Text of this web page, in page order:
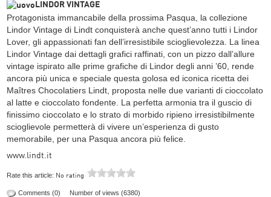
LINDOR VINTAGE
Protagonista immancabile della prossima Pasqua, la collezione
Lindor Vintage di Lindt conquisterà anche quest’anno tutti i Lindor
Lover, gli appassionati fan dell’irresistibile scioglievolezza. La linea
Lindor Vintage dai dettagli grafici raffinati, con un pizzo dall’allure
vintage ispirato alle prime grafiche di Lindor degli anni ’60, rende
ancora più unica e speciale questa golosa ed iconica ricetta dei
Maîtres Chocolatiers Lindt, proposta nelle due varianti di cioccolato
al latte e cioccolato fondente. La perfetta armonia tra il guscio di
finissimo cioccolato e lo strato di morbido ripieno irresistibilmente
scioglievole permetterà di vivere un’esperienza di gusto
memorabile, per una Pasqua ancora più felice.
www.lindt.it
Rate this article: No rating
Comments (0) Number of views (6380)